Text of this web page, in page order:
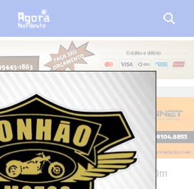
em 07/05/2024 às 08h00m